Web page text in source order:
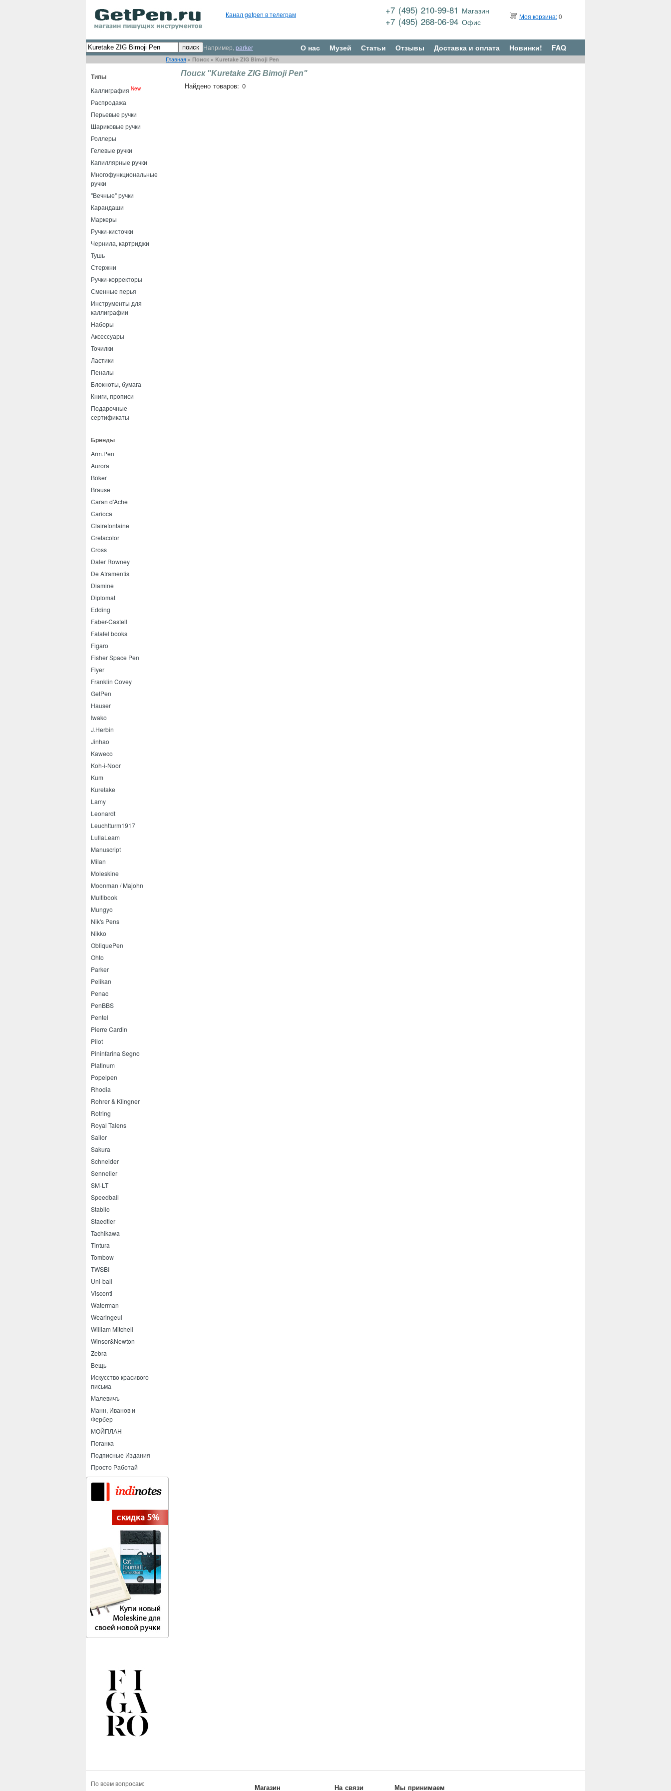
Канал getpen в телеграм +7 (495) 210-99-81 Магазин
+7 (495) 268-06-94Офис
Моя корзина:0
Например, parker О нас Музей Статьи Отзывы Доставка и оплата Новинки! FAQ
Главная » Поиск » Kuretake ZIG Bimoji Pen
Типы
Каллиграфия New
Распродажа
Перьевые ручки
Шариковые ручки
Роллеры
Гелевые ручки
Капиллярные ручки
Многофункциональные
ручки
"Вечные" ручки
Карандаши
Маркеры
Ручки-кисточки
Чернила, картриджи
Тушь
Стержни
Ручки-корректоры
Сменные перья
Инструменты для
каллиграфии
Наборы
Аксессуары
Точилки
Ластики
Пеналы
Блокноты, бумага
Книги, прописи
Подарочные
сертификаты
Бренды
Arm.Pen
Aurora
Böker
Brause
Caran d’Ache
Carioca
Clairefontaine
Cretacolor
Cross
Daler Rowney
De Atramentis
Diamine
Diplomat
Edding
Faber-Castell
Falafel books
Figaro
Fisher Space Pen
Flyer
Franklin Covey
GetPen
Hauser
Iwako
J.Herbin
Jinhao
Kaweco
Koh-i-Noor
Kum
Kuretake
Lamy
Leonardt
Leuchtturm1917
LullaLeam
Manuscript
Milan
Moleskine
Moonman / Majohn
Multibook
Mungyo
Nik's Pens
Nikko
ObliquePen
Ohto
Parker
Pelikan
Penac
PenBBS
Pentel
Pierre Cardin
Pilot
Pininfarina Segno
Platinum
Popelpen
Rhodia
Rohrer & Klingner
Rotring
Royal Talens
Sailor
Sakura
Schneider
Sennelier
SM-LT
Speedball
Stabilo
Staedtler
Tachikawa
Tintura
Tombow
TWSBI
Uni-ball
Visconti
Waterman
Wearingeul
William Mitchell
Winsor&Newton
Zebra
Вещь
Искусство красивого
письма
Малевичъ
Манн, Иванов и
Фербер
МОЙПЛАН
Поганка
Подписные Издания
Просто Работай
Поиск "Kuretake ZIG Bimoji Pen"
Найдено товаров: 0
По всем вопросам: Магазин На связи Мы принимаем